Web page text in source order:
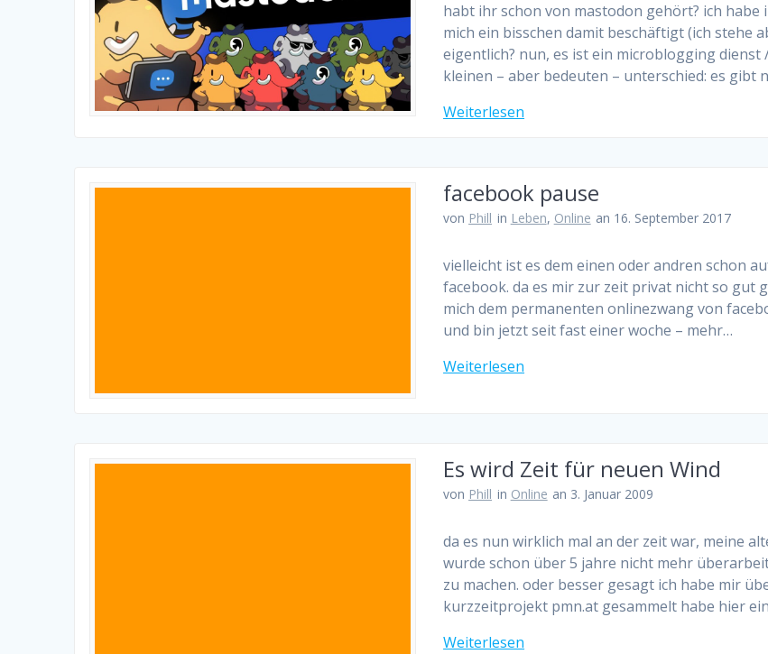
habt ihr schon von mastodon gehört? ich
mich ein bisschen damit beschäftigt (ich stehe
eigentlich? nun, es ist ein microblogging
kleinen – aber bedeuten – unterschied: es gibt
Weiterlesen
facebook pause
von Phill in Leben, Online an 16. September 2017
vielleicht ist es dem einen oder andren schon
facebook. da es mir zur zeit privat nicht so gut
mich dem permanenten onlinezwang von
und bin jetzt seit fast einer woche – mehr…
Weiterlesen
Es wird Zeit für neuen Wind
von Phill in Online an 3. Januar 2009
da es nun wirklich mal an der zeit war, meine
wurde schon über 5 jahre nicht mehr
zu machen. oder besser gesagt ich habe mir
kurzzeitprojekt pmn.at gesammelt habe hier
Weiterlesen